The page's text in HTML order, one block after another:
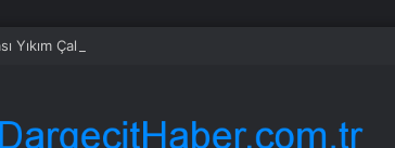
Yıkım Çalışmaları Sürüyor